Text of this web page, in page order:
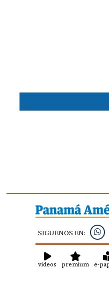
SIGUENOS EN:
videos premium e-